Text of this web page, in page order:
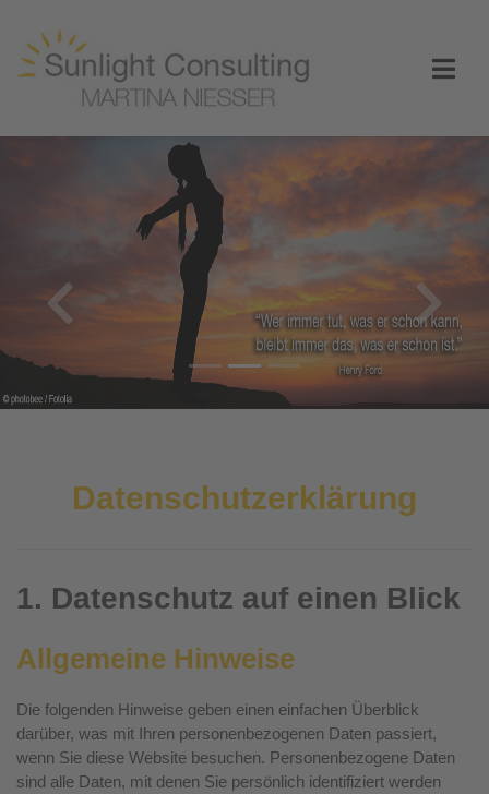
Previous
Datenschutzerklärung
1. Datenschutz auf einen Blick
Allgemeine Hinweise
Die folgenden Hinweise geben einen einfachen Überblick
darüber, was mit Ihren personenbezogenen Daten passiert,
wenn Sie diese Website besuchen. Personenbezogene Daten
sind alle Daten, mit denen Sie persönlich identifiziert werden